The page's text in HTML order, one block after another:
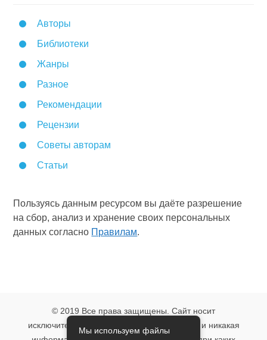
Авторы
Библиотеки
Жанры
Разное
Рекомендации
Рецензии
Советы авторам
Статьи
Пользуясь данным ресурсом вы даёте разрешение
на сбор, анализ и хранение своих персональных
данных согласно Правилам.
© 2019 Все права защищены. Сайт носит
исключительно информационный характер и никакая
Мы используем файлы